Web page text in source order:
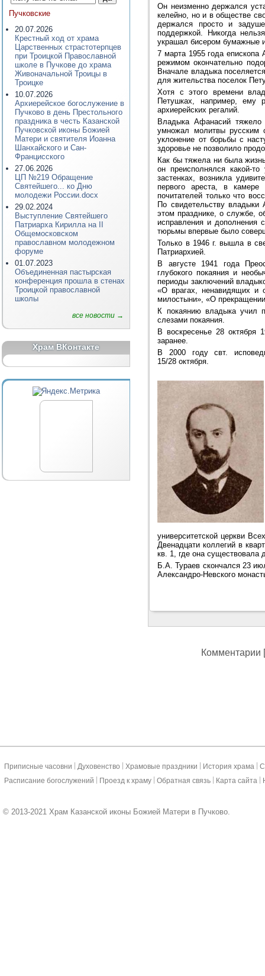
Пучковские
20.07.2026
Крестный ход от храма
Царственных страстотерпцев
при Троицкой Православной
школе в Пучкове до храма
Живоначальной Троицы в
Троицке
10.07.2026
Архиерейское богослужение в
Пучково в день Престольного
праздника в честь Казанской
Пучковской иконы Божией
Матери и святителя Иоанна
Шанхайского и Сан-
Францисского
27.06.2026
ЦП №219 Обращение
Святейшего... ко Дню
молодежи России.docx
29.02.2024
Выступление Святейшего
Патриарха Кирилла на II
Общемосковском
православном молодежном
форуме
01.07.2023
Объединенная пастырская
конференция прошла в стенах
Троицкой православной
школы
все новости →
Храм ВКонтакте
Он неизменно держался
келейно, но и в обществе
держался просто и
поддержкой. Никогда
украшал бисером бумажные
7 марта 1955 года
режимом окончательно
Вначале владыка
для жительства поселок
Хотя с этого времени
Петушках, например, ему
архиерейских регалий.
Владыка Афанасий тяжело
умножал молитвы русским
уклонение от борьбы с
здоровье не позволило
Как бы тяжела ни была
он преисполнялся какой-
застенках, возникла
первого ареста, в
почитателей только что
По свидетельству владыки
этом празднике, о службе,
исправления и дополнения
тюрьмы впервые было
Только в 1946 г. вышла в
Патриархией.
В августе 1941 года
глубокого покаяния и
периоды заключений
«О врагах, ненавидящих и
милостыни», «О
К покаянию владыка учил
слезами покаяния.
В воскресенье 28 октября
заранее.
В 2000 году свт.
15/28 октября.
университетской церкви
Двенадцати коллегий в
кв. 1, где она существовала
Б.А. Тураев скончался 23
Александро-Невского
Комментарии
Приписные часовни Духовенство Храмовые праздники История храма
Расписание богослужений
Проезд к храму Обратная связь Карта сайта
© 2013-2021 Храм Казанской иконы Божией Матери в Пучково.